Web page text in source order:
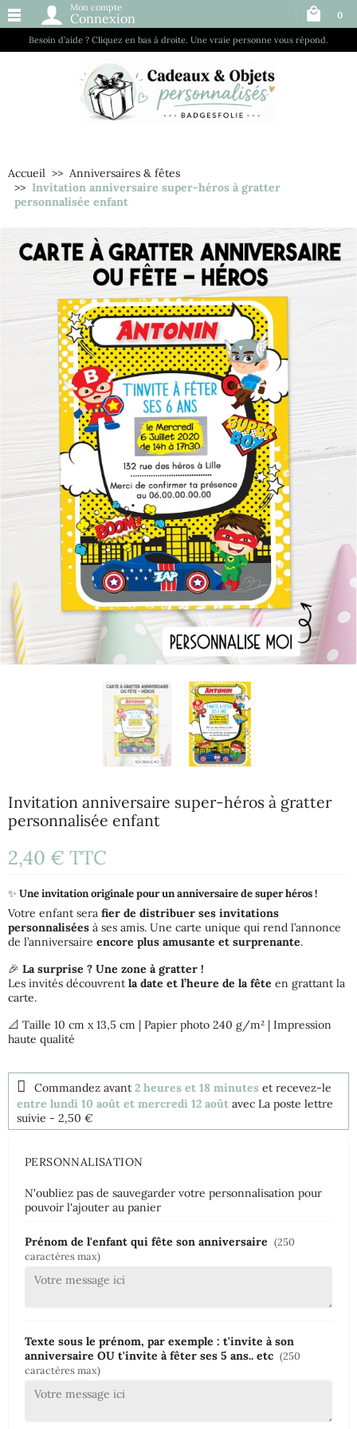
Besoin d’aide ? Cliquez en bas à droite. Une vraie personne vous répond.
Mon compte
Connexion 0
Accueil
Anniversaires & fêtes
Invitation anniversaire super-héros à gratter
personnalisée enfant
Invitation anniversaire super-héros à gratter
personnalisée enfant
2,40 € TTC
✨ Une invitation originale pour un anniversaire de super héros !
Votre enfant sera fier de distribuer ses invitations
personnalisées à ses amis. Une carte unique qui rend l’annonce
de l’anniversaire encore plus amusante et surprenante.
🎉 La surprise ? Une zone à gratter !
Les invités découvrent la date et l’heure de la fête en grattant la
carte.
📐 Taille 10 cm x 13,5 cm | Papier photo 240 g/m² | Impression
haute qualité
Commandez avant 2 heures et 18 minutes et recevez-le
entre lundi 10 août et mercredi 12 août avec La poste lettre
suivie - 2,50 €
PERSONNALISATION
N'oubliez pas de sauvegarder votre personnalisation pour
pouvoir l'ajouter au panier
Prénom de l'enfant qui fête son anniversaire (250
caractères max)
Texte sous le prénom, par exemple : t'invite à son
anniversaire OU t'invite à fêter ses 5 ans.. etc (250
caractères max)